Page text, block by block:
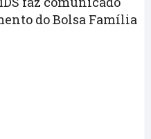
do Bolsa Família